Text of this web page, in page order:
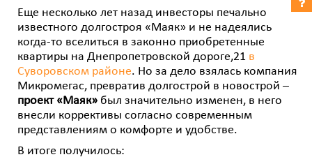
Еще несколько лет назад инвесторы печально
известного долгостроя «Маяк» и не надеялись
когда-то вселиться в законно приобретенные
квартиры на Днепропетровской дороге,21 в
Суворовском районе. Но за дело взялась компания
Микромегас, превратив долгострой в новострой –
проект «Маяк» был значительно изменен, в него
внесли коррективы согласно современным
представлениям о комфорте и удобстве.
В итоге получилось: